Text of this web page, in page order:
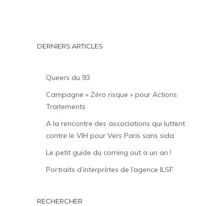
DERNIERS ARTICLES
Queers du 93
Campagne « Zéro risque » pour Actions
Traitements
A la rencontre des associations qui luttent
contre le VIH pour Vers Paris sans sida
Le petit guide du coming out a un an !
Portraits d’interprètes de l’agence ILSF
RECHERCHER